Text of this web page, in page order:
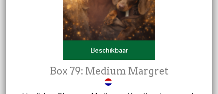
Beschikbaar
Box 79: Medium Margret